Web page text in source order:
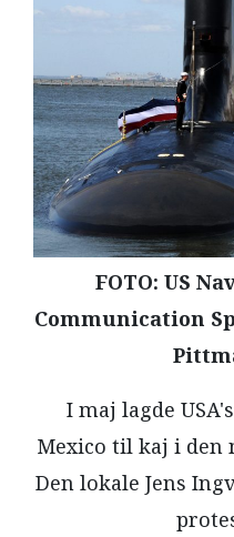
KALENDER
BLOGS
DEBAT
LÆSER
TIL
LÆSER
NAVNE
ARBEJDEREN
FOTO: US
Communication
I maj lagde
Mexico til kaj i den
Den lokale Jens